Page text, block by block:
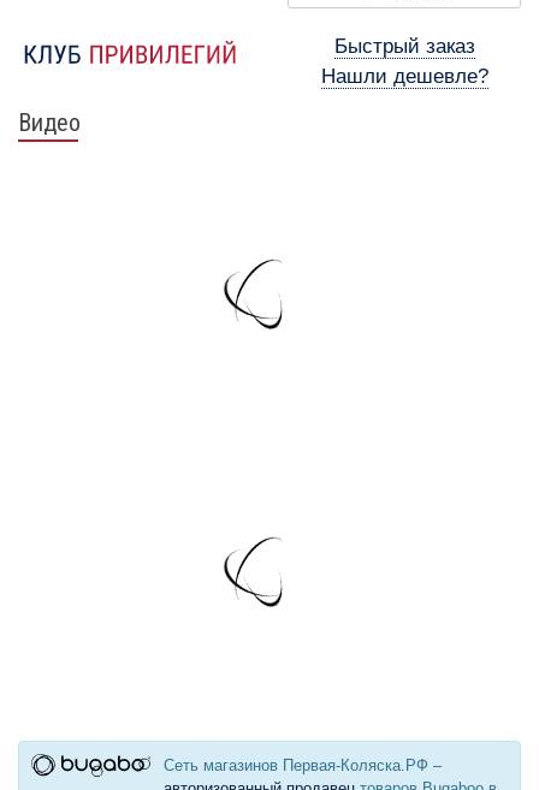
Быстрый заказ
Нашли дешевле?
Видео
Сеть магазинов Первая-Коляска.РФ –